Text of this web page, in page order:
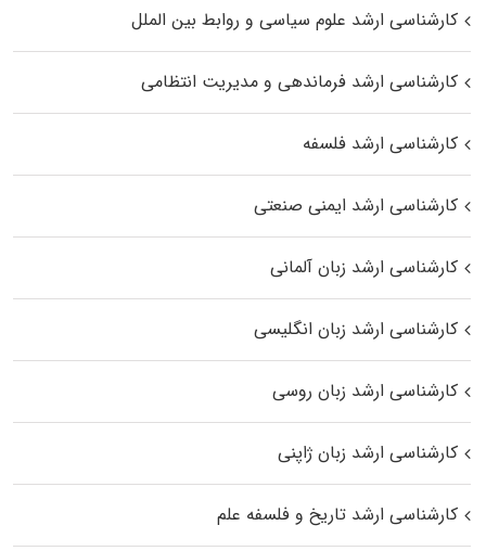
کارشناسی ارشد علوم سیاسی و روابط بین الملل
کارشناسی ارشد فرماندهی و مدیریت انتظامی
کارشناسی ارشد فلسفه
کارشناسی ارشد ایمنی صنعتی
کارشناسی ارشد زبان آلمانی
کارشناسی ارشد زبان انگلیسی
کارشناسی ارشد زبان روسی
کارشناسی ارشد زبان ژاپنی
کارشناسی ارشد تاریخ و فلسفه علم